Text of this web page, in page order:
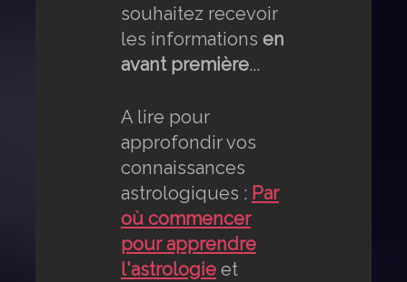
souhaitez recevoir
les informations en
avant première...
A lire pour
approfondir vos
connaissances
astrologiques : Par
où commencer
pour apprendre
l'astrologieet